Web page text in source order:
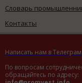
Словарь
Контакты
Написать нам в Телеграм
По вопросам
обращайтесь по адресу: